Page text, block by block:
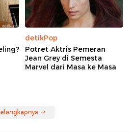
detikPop
Potret Aktris Pemeran
Jean Grey di Semesta
Marvel dari Masa ke Masa